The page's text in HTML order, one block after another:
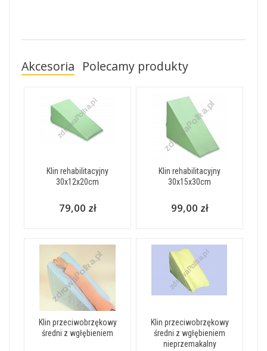
Akcesoria Polecamy produkty
Klin rehabilitacyjny
30x12x20cm
79,00 zł
Klin rehabilitacyjny
30x15x30cm
99,00 zł
Klin przeciwobrzękowy
średni z wgłębieniem
Klin przeciwobrzękowy
średni z wgłębieniem
nieprzemakalny